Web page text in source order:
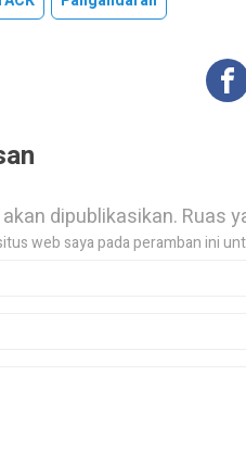
dipublikasikan. Ruas
web saya pada peramban ini